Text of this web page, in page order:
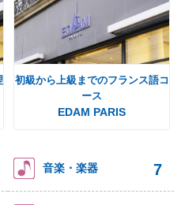
初級から上級までのフランス語コ
ース
EDAM PARIS
音楽・楽器 7